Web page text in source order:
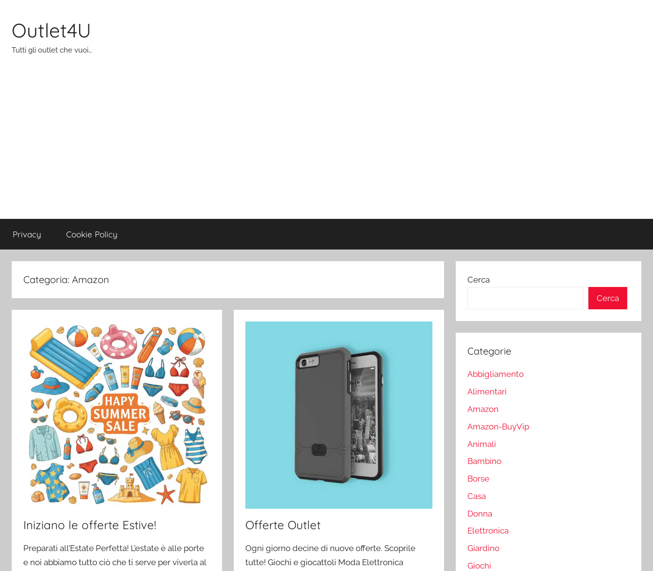
contenuto
Outlet4U
Tutti gli outlet che vuoi…
Privacy Cookie Policy
Categoria: Amazon
Iniziano le offerte Estive!
Preparati all’Estate Perfetta! L’estate è alle porte
e noi abbiamo tutto ciò che ti serve per viverla al
Offerte Outlet
Ogni giorno decine di nuove offerte. Scoprile
tutte! Giochi e giocattoli Moda Elettronica
Cerca
Cerca
Categorie
Abbigliamento
Alimentari
Amazon
Amazon-BuyVip
Animali
Bambino
Borse
Casa
Donna
Elettronica
Giardino
Giochi